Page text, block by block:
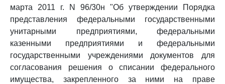
марта 2011 г. N 96/30н "Об утверждении Порядка
представления федеральными государственными
унитарными предприятиями, федеральными
казенными предприятиями и федеральными
государственными учреждениями документов для
согласования решения о списании федерального
имущества, закрепленного за ними на праве